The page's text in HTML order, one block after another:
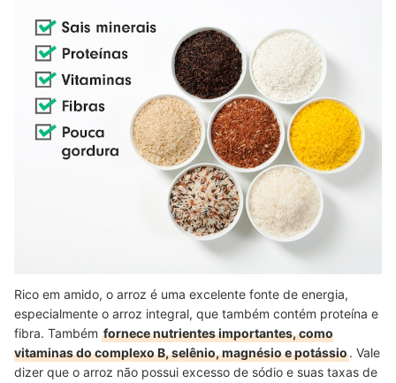
Como Fazer Arroz Integral?
Confira Também Nossas Indicações de Utensílios para Cozinha
Rico em amido, o arroz é uma excelente fonte de energia,
especialmente o arroz integral, que também contém proteína e
fibra. Também fornece nutrientes importantes, como
vitaminas do complexo B, selênio, magnésio e potássio. Vale
dizer que o arroz não possui excesso de sódio e suas taxas de